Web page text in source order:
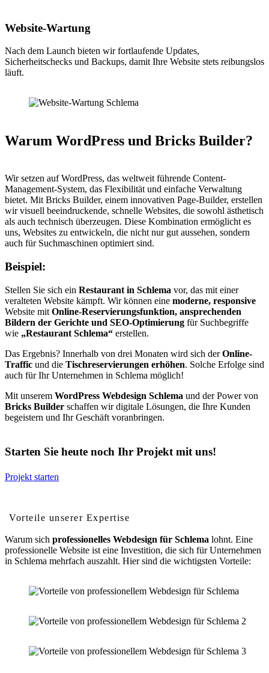
Website-Wartung
Nach dem Launch bieten wir fortlaufende Updates,
Sicherheitschecks und Backups, damit Ihre Website stets reibungslos
läuft.
Warum WordPress und Bricks Builder?
Wir setzen auf WordPress, das weltweit führende Content-
Management-System, das Flexibilität und einfache Verwaltung
bietet. Mit Bricks Builder, einem innovativen Page-Builder, erstellen
wir visuell beeindruckende, schnelle Websites, die sowohl ästhetisch
als auch technisch überzeugen. Diese Kombination ermöglicht es
uns, Websites zu entwickeln, die nicht nur gut aussehen, sondern
auch für Suchmaschinen optimiert sind.
Beispiel:
Stellen Sie sich ein Restaurant in Schlema vor, das mit einer
veralteten Website kämpft. Wir können eine moderne, responsive
Website mit Online-Reservierungsfunktion, ansprechenden
Bildern der Gerichte und SEO-Optimierung für Suchbegriffe
wie „Restaurant Schlema“ erstellen.
Das Ergebnis? Innerhalb von drei Monaten wird sich derOnline-
Traffic und die Tischreservierungen erhöhen. Solche Erfolge sind
auch für Ihr Unternehmen in Schlema möglich!
Mit unserem WordPress Webdesign Schlema und der Power von
Bricks Builder schaffen wir digitale Lösungen, die Ihre Kunden
begeistern und Ihr Geschäft voranbringen.
Starten Sie heute noch Ihr Projekt mit uns!
Projekt starten
Vorteile unserer Expertise
Warum sich professionelles Webdesign für Schlema lohnt. Eine
professionelle Website ist eine Investition, die sich für Unternehmen
in Schlema mehrfach auszahlt. Hier sind die wichtigsten Vorteile: